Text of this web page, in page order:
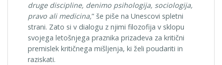
druge discipline, denimo psihologija, sociologija,
pravo ali medicina,” še piše na Unescovi spletni
strani. Zato si v dialogu z njimi filozofija v sklopu
svojega letošnjega praznika prizadeva za kritični
premislek kritičnega mišljenja, ki želi poudariti in
raziskati.